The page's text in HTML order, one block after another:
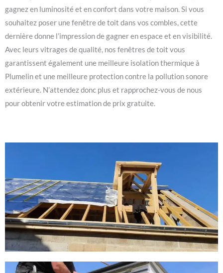
gagnez en luminosité et en confort dans votre maison. Si vous
souhaitez poser une fenêtre de toit dans vos combles, cette
dernière donne l’impression de gagner en espace et en visibilité.
Avec leurs vitrages de qualité, nos fenêtres de toit vous
garantissent également une meilleure isolation thermique à
Plumelin et une meilleure protection contre la pollution sonore
extérieure. N’attendez donc plus et rapprochez-vous de nous
pour obtenir votre estimation de prix gratuite.